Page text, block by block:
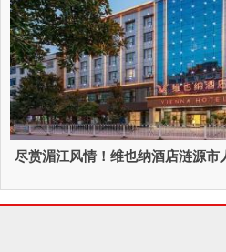
尽赏湄江风情！维也纳酒店涟源市
店开